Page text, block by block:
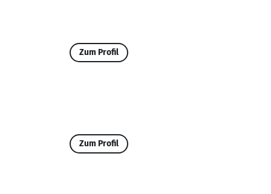
Zum Profil
Zum Profil